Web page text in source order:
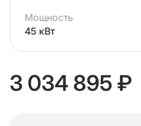
Мощность
45 кВт
3 034 895 ₽